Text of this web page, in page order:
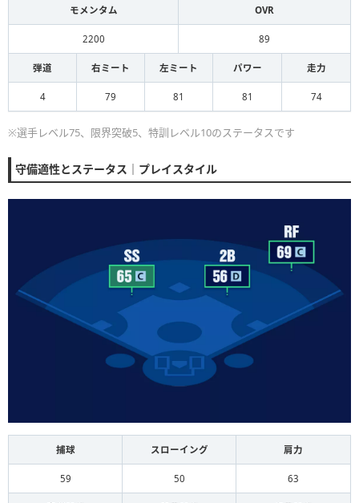
モメンタム OVR
2200 89
弾道 右ミート 左ミート パワー 走力
4 79 81 81 74
※選手レベル75、限界突破5、特訓レベル10のステータスです
守備適性とステータス｜プレイスタイル
捕球 スローイング 肩力
59 50 63